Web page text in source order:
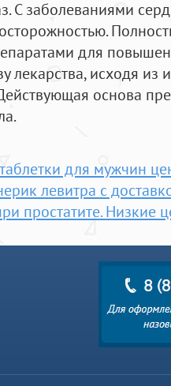
С заболеваниями
для
лекарства, исходя из
основа
для мужчин
левитра с
простатите. Низкие